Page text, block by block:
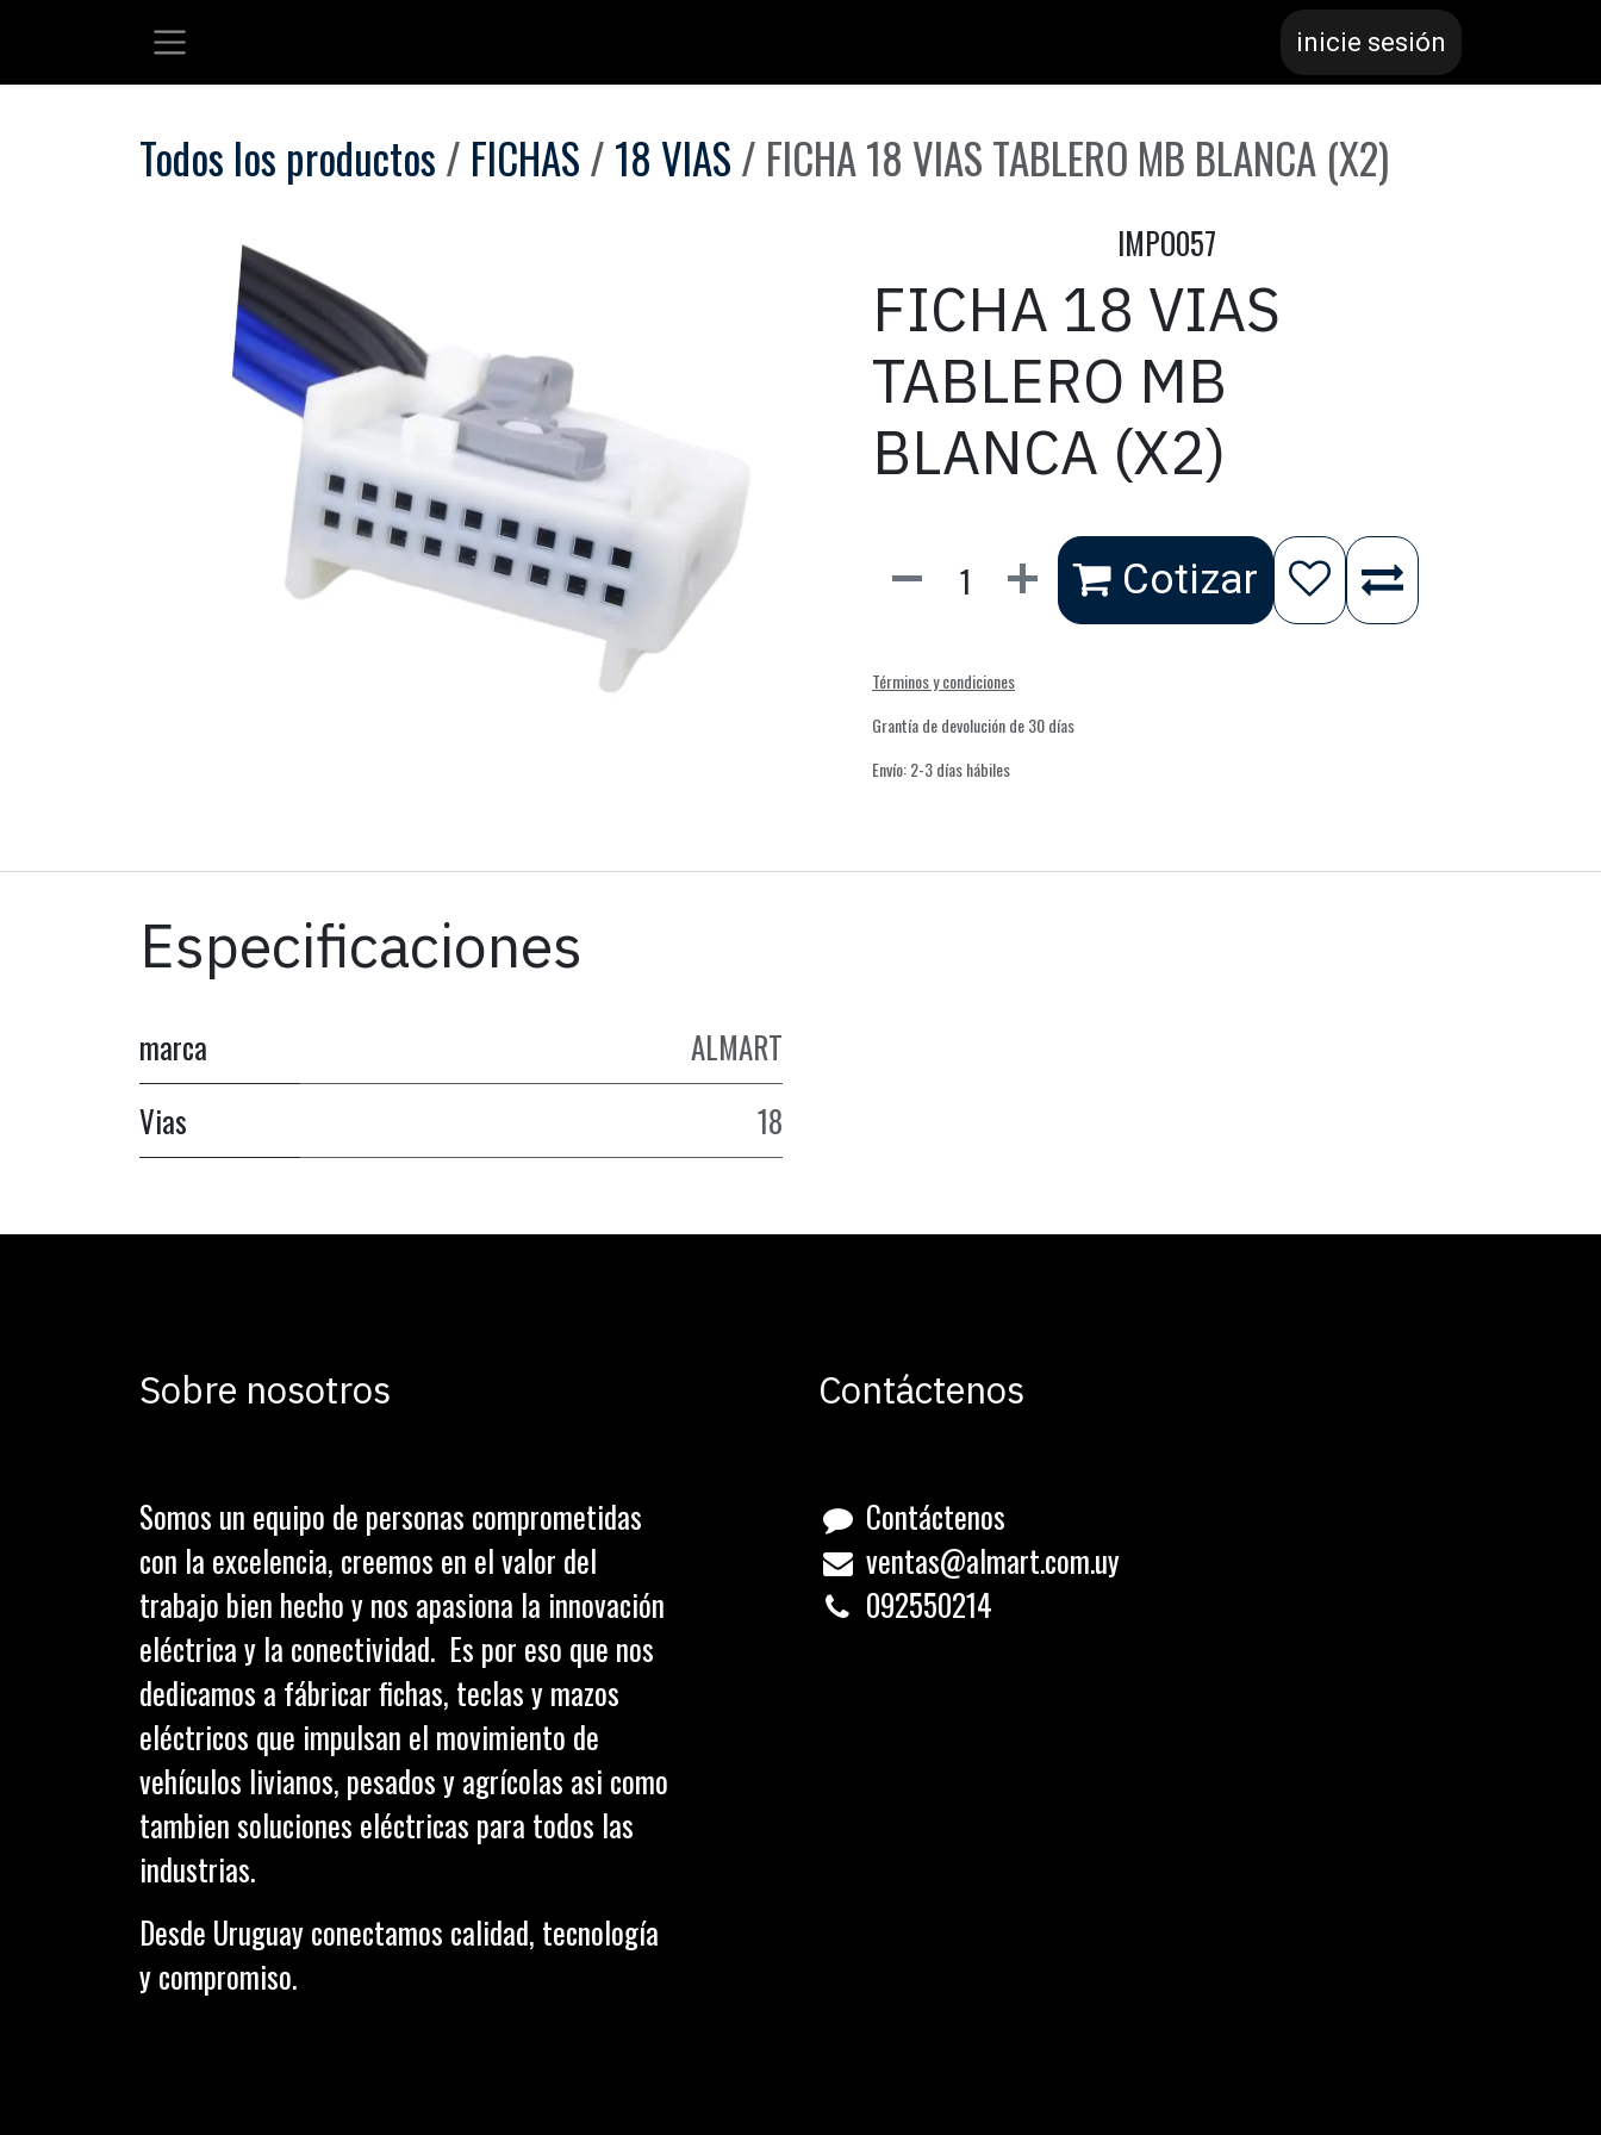
Ir al contenido inicie sesión
Todos los productos FICHAS 18 VIAS FICHA 18 VIAS TABLERO MB BLANCA (X2)
IMPO057
FICHA 18 VIAS
TABLERO MB
BLANCA (X2)
Cotizar
Términos y condiciones
Grantía de devolución de 30 días
Envío: 2-3 días hábiles
Especificaciones
marca
ALMART
Vias
18
Sobre nosotros
Somos un equipo de personas comprometidas
con la excelencia, creemos en el valor del
trabajo bien hecho y nos apasiona la innovación
eléctrica y la conectividad. Es por eso que nos
dedicamos a fábricar fichas, teclas y mazos
eléctricos que impulsan el movimiento de
vehículos livianos, pesados y agrícolas asi como
tambien soluciones eléctricas para todos las
industrias.
Desde Uruguay conectamos calidad, tecnología
y compromiso.
Contáctenos
Contáctenos
ventas@almart.com.uy
092550214